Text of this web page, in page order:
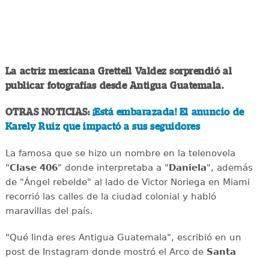
La actriz mexicana Grettell Valdez sorprendió al
publicar fotografías desde Antigua Guatemala.
OTRAS NOTICIAS: ¡Está embarazada! El anuncio de
Karely Ruiz que impactó a sus seguidores
La famosa que se hizo un nombre en la telenovela
"Clase 406" donde interpretaba a "Daniela", además
de "Ángel rebelde" al lado de Victor Noriega en Miami
recorrió las calles de la ciudad colonial y habló
maravillas del país.
"Qué linda eres Antigua Guatemala", escribió en un
post de Instagram donde mostró el Arco deSanta